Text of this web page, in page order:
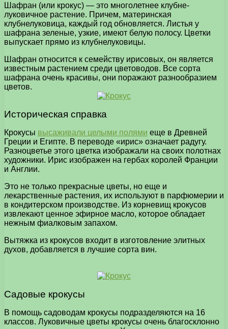
Шафран (или крокус) — это многолетнее клубне-
луковичное растение. Причем, материнская
клубнелуковица, каждый год обновляется. Листья у
шафрана зеленые, узкие, имеют белую полосу. Цветки
выпускает прямо из клубнелуковицы.
Шафран относится к семейству ирисовых, он является
известным растением среди цветоводов. Все сорта
шафрана очень красивы, они поражают разнообразием
цветов.
Историческая справка
Крокусы высаживали целыми полями еще в Древней
Греции и Египте. В переводе «ирис» означает радугу.
Разноцветье этого цветка изображали на своих полотнах
художники. Ирис изображен на гербах королей Франции
и Англии.
Это не только прекрасные цветы, но еще и
лекарственные растения, их используют в парфюмерии и
в кондитерском производстве. Из корневищ крокусов
извлекают ценное эфирное масло, которое обладает
нежным фиалковым запахом.
Вытяжка из крокусов входит в изготовление элитных
духов, добавляется в лучшие сорта вин.
Садовые крокусы
В помощь садоводам крокусы подразделяются на 16
классов. Луковичные цветы крокусы очень благосклонно